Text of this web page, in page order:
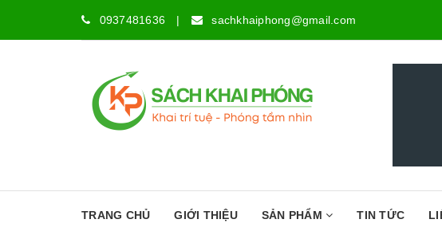
0937481636 | sachkhaiphong@gmail.com
TRANG CHỦ GIỚI THIỆU SẢN PHẨM TIN TỨC